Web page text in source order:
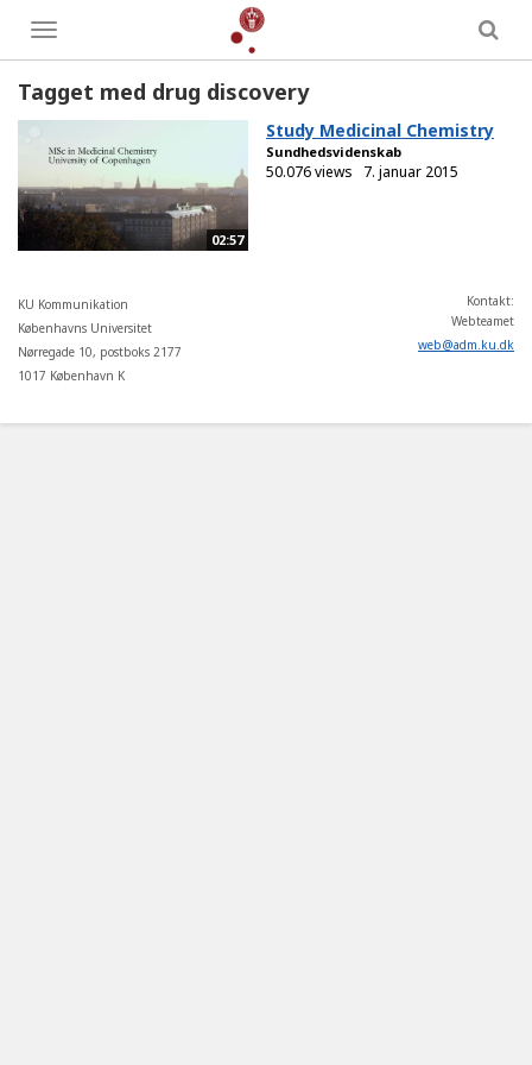
Toggle
menu
Tagget med drug discovery
02:57
Study Medicinal Chemistry
Sundhedsvidenskab
50.076 views 7. januar 2015
KU Kommunikation
Københavns Universitet
Nørregade 10, postboks 2177
1017 København K
Kontakt:
Webteamet
web@adm.ku.dk